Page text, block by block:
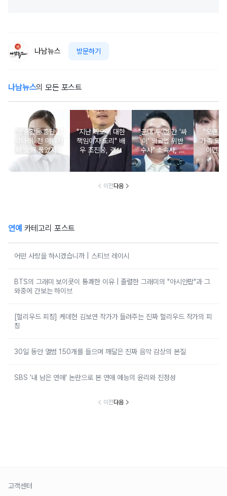
나남뉴스 방문하기
나남뉴스의 모든 포스트
"방송활동 중단…"
박나래, 전 매니저
와 오해 풀었지만
불찰 반성
"지난 과오에 대한
책임이자 도리" 배
우 조진웅, 결국
은퇴 선언
"군대 두 번 간 '싸
이' 의료법 위반
수사" 소속사, 수
면제 대리수령 불
찰...
"오랜
가족 되
이민우
이전다음
연예 카테고리 포스트
어떤 사랑을 하시겠습니까 | 스티브 레이시
BTS의 그래미 보이콧이 통쾌한 이유 | 졸렬한 그래미의 "아시안팝"과 그
와중에 간보는 하이브
[헐리우드 피칭] 케데헌 김보연 작가가 들려주는 진짜 헐리우드 작가의 피
칭
30일 동안 앨범 150개를 들으며 깨달은 진짜 음악 감상의 본질
SBS '내 남은 연애' 논란으로 본 연애 예능의 윤리와 진정성
이전다음
고객센터